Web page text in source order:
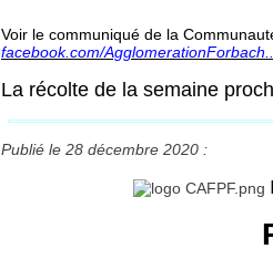
Voir le communiqué de la
facebook.com/AgglomerationForbach...
La récolte de la semaine
Publié le 28 décembre 2020 :